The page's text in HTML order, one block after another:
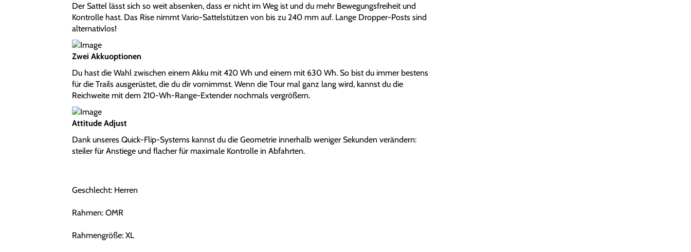
Der Sattel lässt sich so weit absenken, dass er nicht im Weg ist und du mehr Bewegungsfreiheit und
Kontrolle hast. Das Rise nimmt Vario-Sattelstützen von bis zu 240 mm auf. Lange Dropper-Posts sind
alternativlos!
Zwei Akkuoptionen
Du hast die Wahl zwischen einem Akku mit 420 Wh und einem mit 630 Wh. So bist du immer bestens
für die Trails ausgerüstet, die du dir vornimmst. Wenn die Tour mal ganz lang wird, kannst du die
Reichweite mit dem 210-Wh-Range-Extender nochmals vergrößern.
Attitude Adjust
Dank unseres Quick-Flip-Systems kannst du die Geometrie innerhalb weniger Sekunden verändern:
steiler für Anstiege und flacher für maximale Kontrolle in Abfahrten.
Geschlecht: Herren
Rahmen: OMR
Rahmengröße: XL